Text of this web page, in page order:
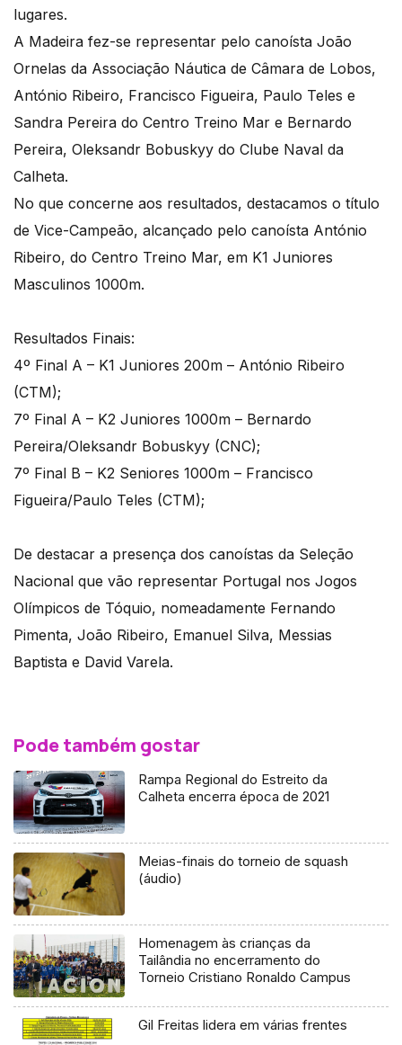
lugares.
A Madeira fez-se representar pelo canoísta João
Ornelas da Associação Náutica de Câmara de Lobos,
António Ribeiro, Francisco Figueira, Paulo Teles e
Sandra Pereira do Centro Treino Mar e Bernardo
Pereira, Oleksandr Bobuskyy do Clube Naval da
Calheta.
No que concerne aos resultados, destacamos o título
de Vice-Campeão, alcançado pelo canoísta António
Ribeiro, do Centro Treino Mar, em K1 Juniores
Masculinos 1000m.
Resultados Finais:
4º Final A – K1 Juniores 200m – António Ribeiro
(CTM);
7º Final A – K2 Juniores 1000m – Bernardo
Pereira/Oleksandr Bobuskyy (CNC);
7º Final B – K2 Seniores 1000m – Francisco
Figueira/Paulo Teles (CTM);
De destacar a presença dos canoístas da Seleção
Nacional que vão representar Portugal nos Jogos
Olímpicos de Tóquio, nomeadamente Fernando
Pimenta, João Ribeiro, Emanuel Silva, Messias
Baptista e David Varela.
Pode também gostar
Rampa Regional do Estreito da
Calheta encerra época de 2021
Meias-finais do torneio de squash
(áudio)
Homenagem às crianças da
Tailândia no encerramento do
Torneio Cristiano Ronaldo Campus
Gil Freitas lidera em várias frentes